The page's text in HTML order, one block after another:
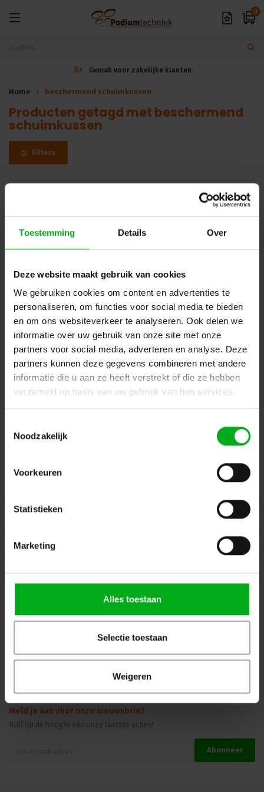
Toestemming Details Over
Deze website maakt gebruik van cookies
We gebruiken cookies om content en advertenties te
personaliseren, om functies voor social media te bieden
en om ons websiteverkeer te analyseren. Ook delen we
informatie over uw gebruik van onze site met onze
partners voor social media, adverteren en analyse. Deze
partners kunnen deze gegevens combineren met andere
informatie die u aan ze heeft verstrekt of die ze hebben
verzameld op basis van uw gebruik van hun services.
Noodzakelijk
Voorkeuren
Statistieken
Marketing
Alles toestaan
Selectie toestaan
Weigeren
0
Gemak voor zakelijke klanten
Home beschermend schuimkussen
Producten getagd met beschermend
schuimkussen
Filters
helpen u graag verder met zoeken! Mail uw vraag naar
info@podiumtechniek.nlof probeer een van onze andere
Terug naar vorige pagina
Dé specialist podiumtechniek; van schets naar uitvoering
Zaandam
+ 31 85 40 15 92 9
info@podiumtechniek.nl
Volg ons op Twitter
Stuur ons een bericht
Over Podiumtechniek
Mijn Account
Meld je aan voor onze nieuwsbrief
Blijf op de hoogte van onze laatste acties!
Abonneer